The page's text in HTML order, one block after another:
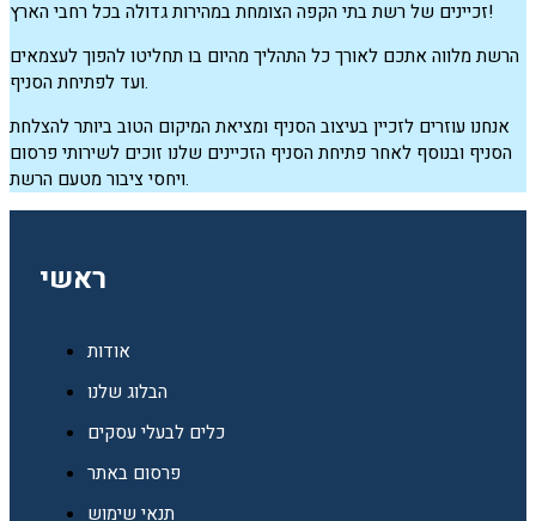
זכיינים של רשת בתי הקפה הצומחת במהירות גדולה בכל רחבי הארץ!
הרשת מלווה אתכם לאורך כל התהליך מהיום בו תחליטו להפוך לעצמאים
ועד לפתיחת הסניף.
אנחנו עוזרים לזכיין בעיצוב הסניף ומציאת המיקום הטוב ביותר להצלחת
הסניף ובנוסף לאחר פתיחת הסניף הזכיינים שלנו זוכים לשירותי פרסום
ויחסי ציבור מטעם הרשת.
ראשי
אודות
הבלוג שלנו
כלים לבעלי עסקים
פרסום באתר
תנאי שימוש